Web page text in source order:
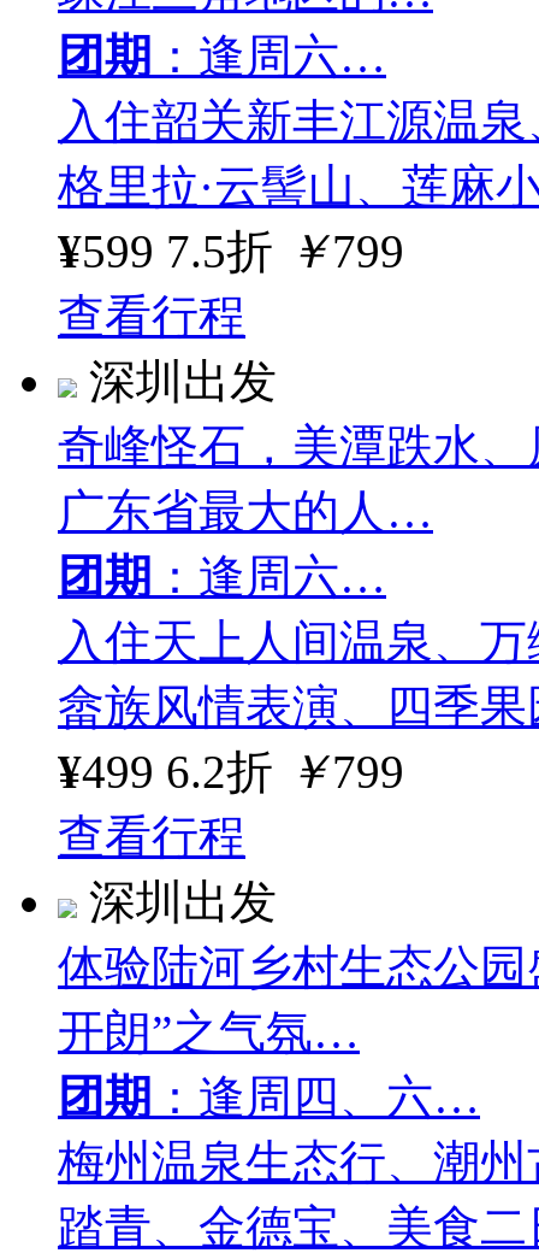
团期 ：逢周六…
入住韶关新丰江源温
格里拉·云髻山、莲麻
¥599 7.5折 ￥799
查看行程
深圳出发
奇峰怪石，美潭跌水
广东省最大的人…
团期 ：逢周六…
入住天上人间温泉、
畲族风情表演、四季
¥499 6.2折 ￥799
查看行程
深圳出发
体验陆河乡村生态公
开朗”之气氛…
团期 ：逢周四、六…
梅州温泉生态行、潮
踏青、金德宝、美食二